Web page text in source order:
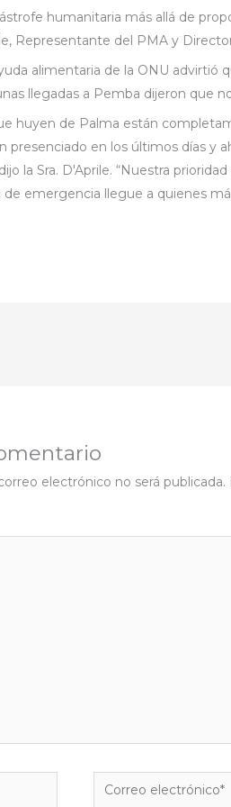
humanitaria más allá de
Representante del PMA y
alimentaria de la ONU advirtió
llegadas a Pemba dijeron que
huyen de Palma están
presenciado en los últimos días y
la Sra. D'Aprile. “Nuestra
de emergencia llegue a quienes
electrónico no será publicada.
Correo